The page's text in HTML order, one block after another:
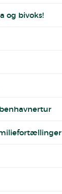
og bivoks!